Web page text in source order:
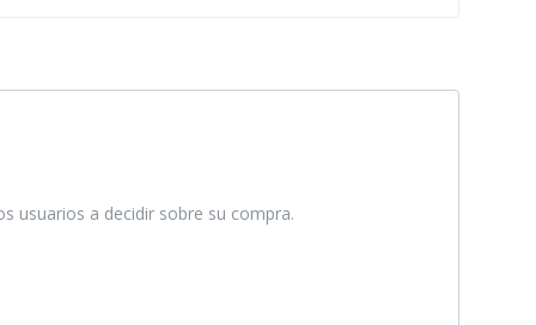
usuarios a decidir sobre su compra.